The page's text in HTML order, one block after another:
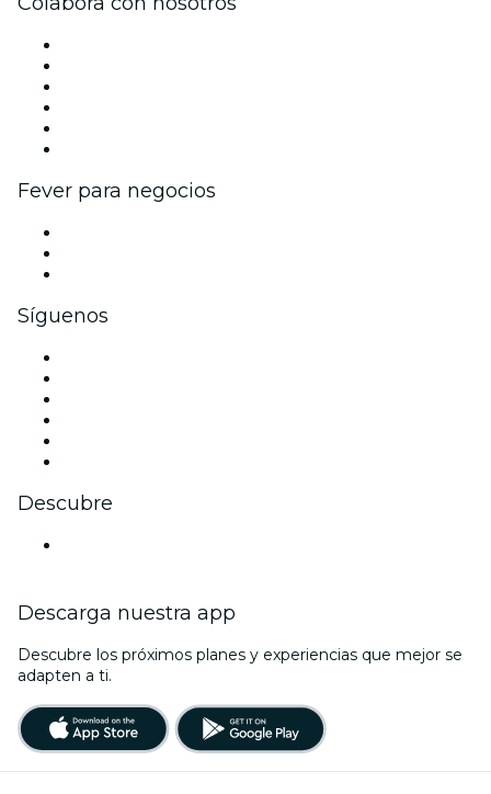
Fever para negocios
Síguenos
Descubre
Descarga nuestra app
Descubre los próximos planes y experiencias que mejor se
adapten a ti.